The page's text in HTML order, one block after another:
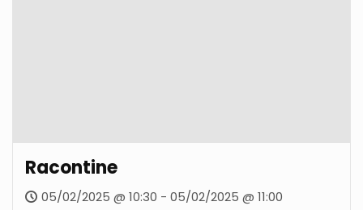
Racontine
05/02/2025 @ 10:30 - 05/02/2025 @ 11:00